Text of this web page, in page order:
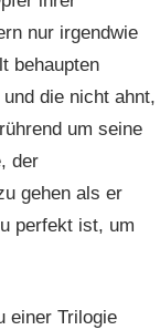
nur irgendwie
behaupten
die nicht ahnt,
um seine
der
gehen als er
perfekt ist, um
einer Trilogie